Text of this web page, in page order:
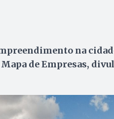
na
de Empresas,